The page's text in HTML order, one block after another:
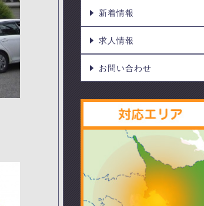
新着情報
求人情報
お問い合わせ